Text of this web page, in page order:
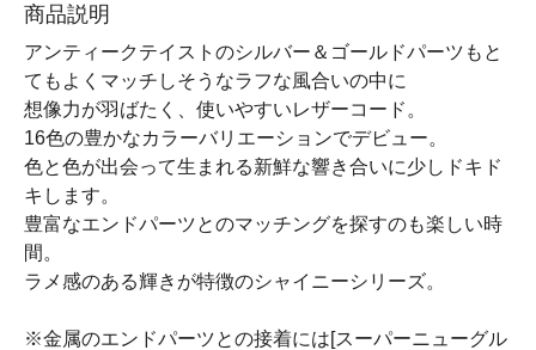
商品説明
アンティークテイストのシルバー＆ゴールドパーツもと
てもよくマッチしそうなラフな風合いの中に
想像力が羽ばたく、使いやすいレザーコード。
16色の豊かなカラーバリエーションでデビュー。
色と色が出会って生まれる新鮮な響き合いに少しドキド
キします。
豊富なエンドパーツとのマッチングを探すのも楽しい時
間。
ラメ感のある輝きが特徴のシャイニーシリーズ。
※金属のエンドパーツとの接着には[スーパーニューグル